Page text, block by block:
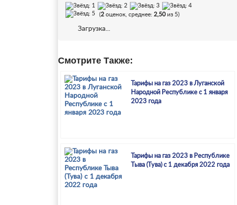
(2 оценок, среднее: 2,50 из 5)
Загрузка...
Смотрите Также:
Тарифы на газ 2023 в Луганской
Народной Республике с 1 января
2023 года
Тарифы на газ 2023 в Республике
Тыва (Тува) с 1 декабря 2022 года